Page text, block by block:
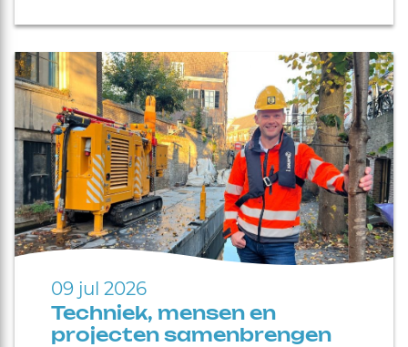
09 jul 2026
Techniek, mensen en
projecten samenbrengen